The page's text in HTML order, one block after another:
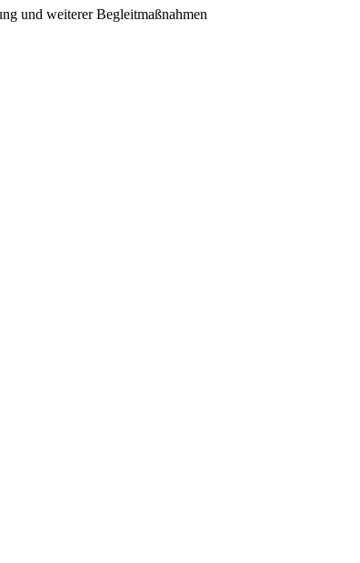
und weiterer Begleitmaßnahmen